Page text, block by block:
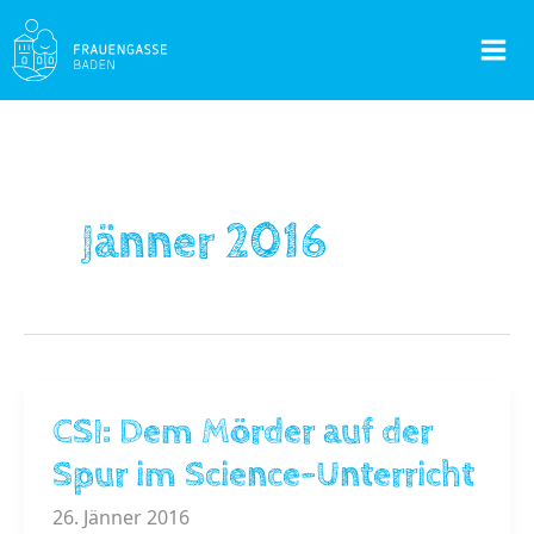
Skip
to
content
Jänner 2016
CSI: Dem Mörder auf der
Spur im Science-Unterricht
26. Jänner 2016